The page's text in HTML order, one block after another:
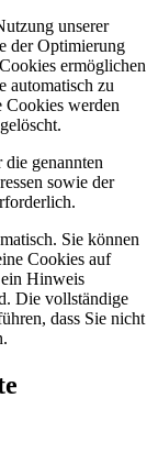
unserer
der Optimierung
ermöglichen
automatisch zu
Cookies werden
genannten
sowie der
Sie können
Cookies auf
ein Hinweis
Die vollständige
dass Sie nicht